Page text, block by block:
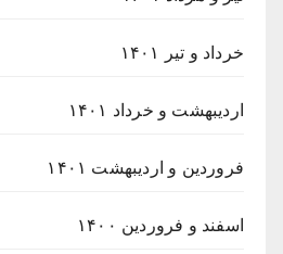
خرداد و تیر ۱۴۰۱
اردیبهشت و خرداد ۱۴۰۱
فروردین و اردیبهشت ۱۴۰۱
اسفند و فروردین ۱۴۰۰